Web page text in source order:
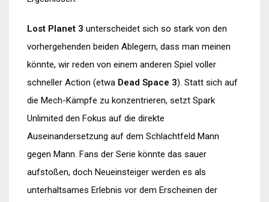
Lost Planet 3 unterscheidet sich so stark von den
vorhergehenden beiden Ablegern, dass man meinen
könnte, wir reden von einem anderen Spiel voller
schneller Action (etwa Dead Space 3). Statt sich auf
die Mech-Kämpfe zu konzentrieren, setzt Spark
Unlimited den Fokus auf die direkte
Auseinandersetzung auf dem Schlachtfeld Mann
gegen Mann. Fans der Serie könnte das sauer
aufstoßen, doch Neueinsteiger werden es als
unterhaltsames Erlebnis vor dem Erscheinen der